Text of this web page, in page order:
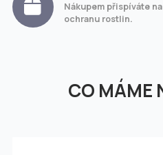
Nákupem přispíváte
ochranu rostlin.
CO MÁME